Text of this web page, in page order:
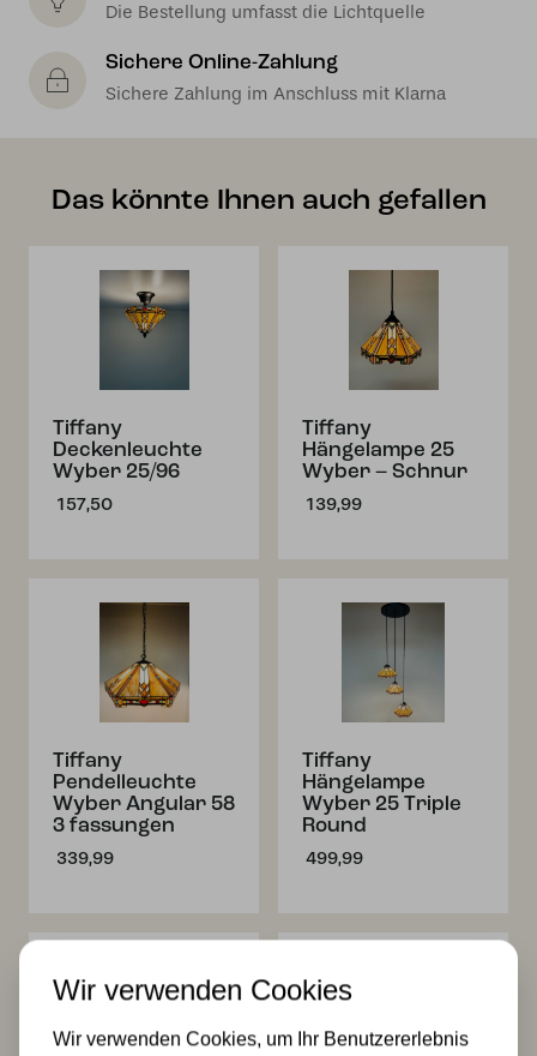
Die Bestellung umfasst die Lichtquelle
Sichere Online-Zahlung
Sichere Zahlung im Anschluss mit Klarna
Das könnte Ihnen auch gefallen
Tiffany
Deckenleuchte
Wyber 25/96
157,50
Tiffany
Hängelampe 25
Wyber – Schnur
139,99
Tiffany
Pendelleuchte
Wyber Angular 58
3 fassungen
339,99
Tiffany
Hängelampe
Wyber 25 Triple
Round
499,99
Wir verwenden Cookies
Wir verwenden Cookies, um Ihr Benutzererlebnis